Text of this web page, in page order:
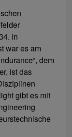
In
war es am
dem
ist das
gibt es mit